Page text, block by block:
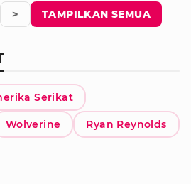
> TAMPILKAN SEMUA
Serikat
Wolverine Ryan Reynolds